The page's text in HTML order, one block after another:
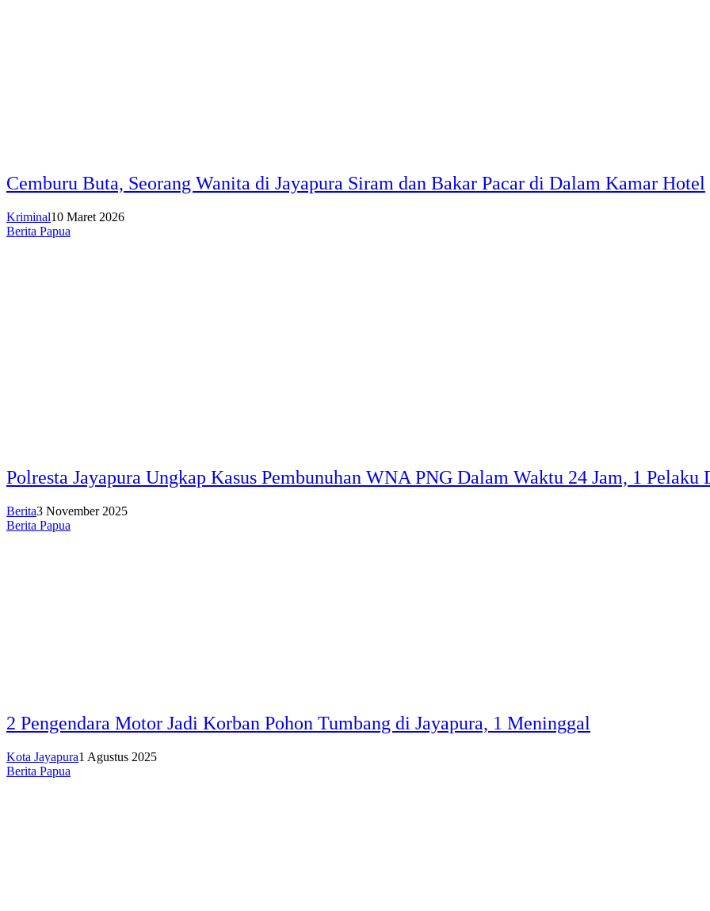
Cemburu Buta, Seorang Wanita di Jayapura Siram dan Bakar Pacar di Dalam Kamar Hotel
Kriminal10 Maret 2026
Berita Papua
Polresta Jayapura Ungkap Kasus Pembunuhan WNA PNG Dalam Waktu 24 Jam, 1 Pelaku
Berita3 November 2025
Berita Papua
2 Pengendara Motor Jadi Korban Pohon Tumbang di Jayapura, 1 Meninggal
Kota Jayapura1 Agustus 2025
Berita Papua